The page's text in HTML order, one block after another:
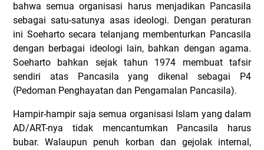
bahwa semua organisasi harus menjadikan Pancasila
sebagai satu-satunya asas ideologi. Dengan peraturan
ini Soeharto secara telanjang membenturkan Pancasila
dengan berbagai ideologi lain, bahkan dengan agama.
Soeharto bahkan sejak tahun 1974 membuat tafsir
sendiri atas Pancasila yang dikenal sebagai P4
(Pedoman Penghayatan dan Pengamalan Pancasila).
Hampir-hampir saja semua organisasi Islam yang dalam
AD/ART-nya tidak mencantumkan Pancasila harus
bubar. Walaupun penuh korban dan gejolak internal,